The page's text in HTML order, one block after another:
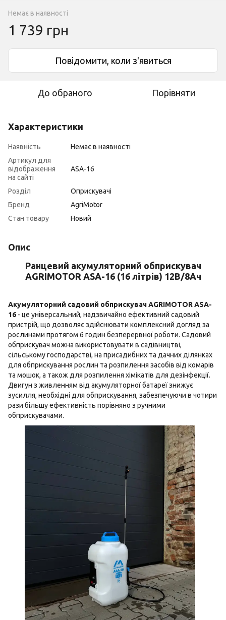
Немає в наявності
1 739 грн
Повідомити, коли з'явиться
До обраного Порівняти
Характеристики
Наявність
Немає в наявності
Артикул для
відображення
на сайті
ASA-16
Розділ
Оприскувачі
Бренд
AgriMotor
Стан товару
Новий
Опис
Ранцевий акумуляторний обприскувач
AGRIMOTOR ASA-16 (16 літрів) 12В/8Ач
Акумуляторний садовий обприскувач AGRIMOTOR ASA-
16 - це універсальний, надзвичайно ефективний садовий
пристрій, що дозволяє здійснювати комплексний догляд за
рослинами протягом 6 годин безперервної роботи. Садовий
обприскувач можна використовувати в садівництві,
сільському господарстві, на присадибних та дачних ділянках
для обприскування рослин та розпилення засобів від комарів
та мошок, а також для розпилення хімікатів для дезінфекції.
Двигун з живленням від акумуляторної батареї знижує
зусилля, необхідні для обприскування, забезпечуючи в чотири
рази більшу ефективність порівняно з ручними
обприскувачами.